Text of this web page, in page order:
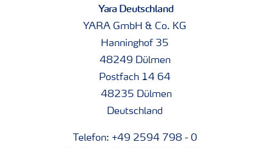
Yara Deutschland
YARA GmbH & Co. KG
Hanninghof 35
48249 Dülmen
Postfach 14 64
48235 Dülmen
Deutschland
Telefon: +49 2594 798 - 0